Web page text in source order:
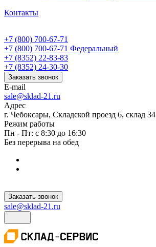
Контакты
+7 (800) 700-67-71
+7 (800) 700-67-71 Федеральный
+7 (8352) 22-83-83
+7 (8352) 24-30-30
Заказать звонок
E-mail
sale@sklad-21.ru
Адрес
г. Чебоксары, Складской проезд 6, склад 34
Режим работы
Пн - Пт: с 8:30 до 16:30
Без перерыва на обед
Заказать звонок
sale@sklad-21.ru